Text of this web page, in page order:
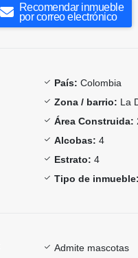
Recomendar inmueble
por correo electrónico
País: Colombia
Zona / barrio: La
Área Construida:
Alcobas: 4
Estrato: 4
Tipo de inmueble:
Admite mascotas